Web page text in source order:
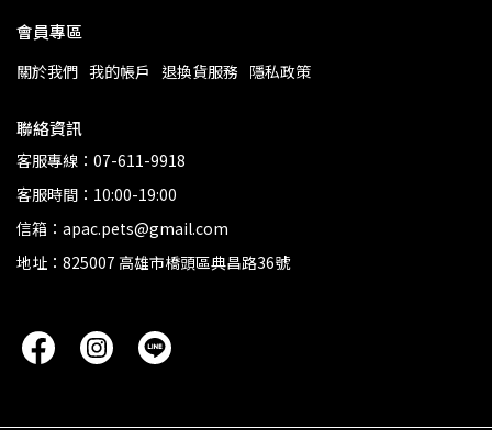
會員專區
關於我們 我的帳戶 退換貨服務 隱私政策
聯絡資訊
客服專線：07-611-9918
客服時間：10:00-19:00
信箱：apac.pets@gmail.com
地址：825007 高雄市橋頭區典昌路36號